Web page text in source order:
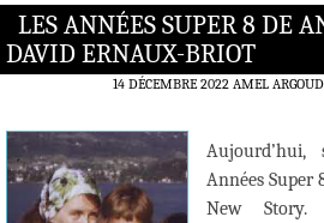
LES ANNÉES SUPER 8 DE
DAVID ERNAUX-BRIOT
14 DÉCEMBRE 2022 AMEL ARGOUD
Années Super
New Story.